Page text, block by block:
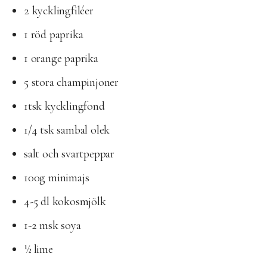
2 kycklingfiléer
1 röd paprika
1 orange paprika
5 stora champinjoner
1tsk kycklingfond
1/4 tsk sambal olek
salt och svartpeppar
100g minimajs
4-5 dl kokosmjölk
1-2 msk soya
½ lime